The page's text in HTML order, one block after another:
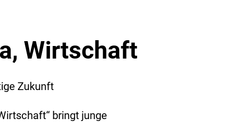
Wirtschaft
Zukunft
bringt junge